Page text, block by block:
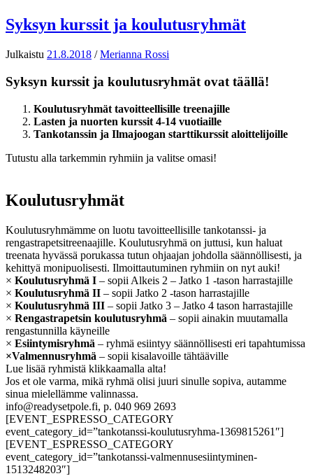
Syksyn kurssit ja koulutusryhmät
Julkaistu 21.8.2018 /Merianna Rossi
Syksyn kurssit ja koulutusryhmät ovat täällä!
Koulutusryhmät tavoitteellisille treenajille
Lasten ja nuorten kurssit 4-14 vuotiaille
Tankotanssin ja Ilmajoogan starttikurssit aloittelijoille
Tutustu alla tarkemmin ryhmiin ja valitse omasi!
Koulutusryhmät
Koulutusryhmämme on luotu tavoitteellisille tankotanssi- ja
rengastrapetsitreenaajille. Koulutusryhmä on juttusi, kun haluat
treenata hyvässä porukassa tutun ohjaajan johdolla säännöllisesti, ja
kehittyä monipuolisesti. Ilmoittautuminen ryhmiin on nyt auki!
× Koulutusryhmä I – sopii Alkeis 2 – Jatko 1 -tason harrastajille
× Koulutusryhmä II – sopii Jatko 2 -tason harrastajille
× Koulutusryhmä III – sopii Jatko 3 – Jatko 4 tason harrastajille
× Rengastrapetsin koulutusryhmä – sopii ainakin muutamalla
rengastunnilla käyneille
× Esiintymisryhmä – ryhmä esiintyy säännöllisesti eri tapahtumissa
×Valmennusryhmä – sopii kisalavoille tähtääville
Lue lisää ryhmistä klikkaamalla alta!
Jos et ole varma, mikä ryhmä olisi juuri sinulle sopiva, autamme
sinua mielellämme valinnassa.
info@readysetpole.fi, p. 040 969 2693
[EVENT_ESPRESSO_CATEGORY
event_category_id=”tankotanssi-koulutusryhma-1369815261″]
[EVENT_ESPRESSO_CATEGORY
event_category_id=”tankotanssi-valmennusesiintyminen-
1513248203″]